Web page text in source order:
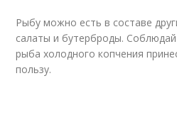
Рыбу можно есть в составе
салаты и бутерброды.
рыба холодного копчения
пользу.